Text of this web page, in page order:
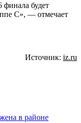
финала будет
C», — отмечает
Источник: iz.ru
в районе